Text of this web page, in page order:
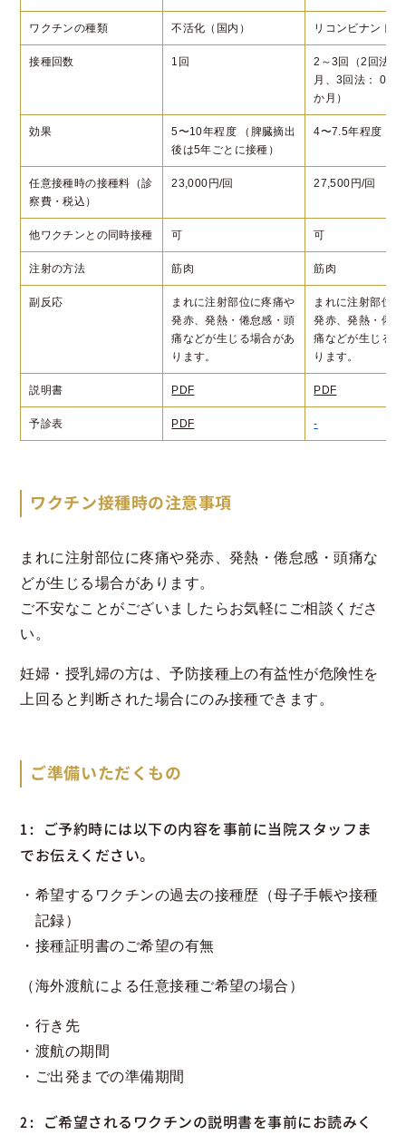
ワクチンの種類 不活化（国内） リコンビナント
接種回数 1回
2～3回（2回法：
月、3回法： 0，
か月）
効果
5〜10年程度 （脾臓摘出
後は5年ごとに接種）
4〜7.5年程度
任意接種時の接種料（診
察費・税込）
23,000円/回 27,500円/回
他ワクチンとの同時接種 可 可
注射の方法 筋肉 筋肉
副反応
まれに注射部位に疼痛や
発赤、発熱・倦怠感・頭
痛などが生じる場合があ
ります。
まれに注射部位
発赤、発熱・倦怠
痛などが生じる場
ります。
説明書 PDF PDF
予診表 PDF -
ワクチン接種時の注意事項
まれに注射部位に疼痛や発赤、発熱・倦怠感・頭痛な
どが生じる場合があります。
ご不安なことがございましたらお気軽にご相談くださ
い。
妊婦・授乳婦の方は、予防接種上の有益性が危険性を
上回ると判断された場合にのみ接種できます。
ご準備いただくもの
1: ご予約時には以下の内容を事前に当院スタッフま
でお伝えください。
希望するワクチンの過去の接種歴（母子手帳や接種
記録）
接種証明書のご希望の有無
（海外渡航による任意接種ご希望の場合）
行き先
渡航の期間
ご出発までの準備期間
2: ご希望されるワクチンの説明書を事前にお読みく